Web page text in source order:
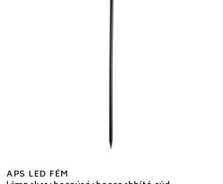
APS LED FÉM